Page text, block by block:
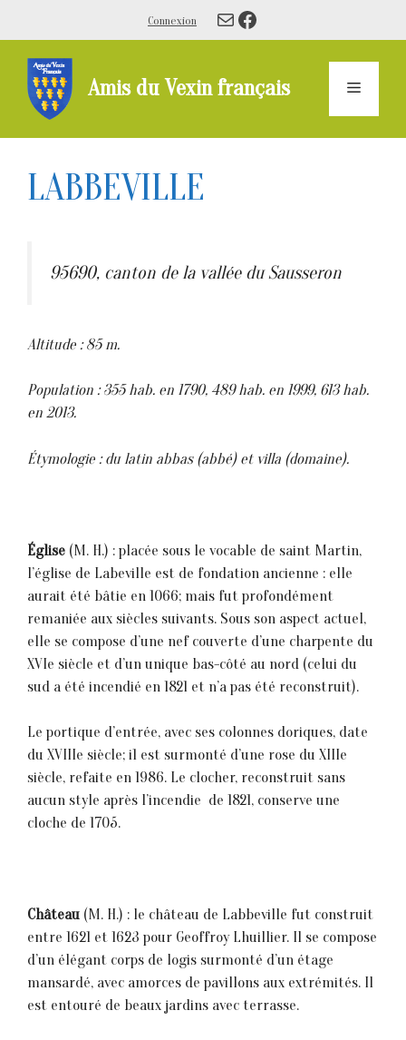
contenu
Connexion E-mailFacebook
Amis du Vexin français Menu
LABBEVILLE
95690, canton de la vallée du Sausseron
Altitude : 85 m.
Population : 355 hab. en 1790, 489 hab. en 1999, 613 hab.
en 2013.
Étymologie : du latin abbas (abbé) et villa (domaine).
Église (M. H.) : placée sous le vocable de saint Martin,
l’église de Labeville est de fondation ancienne : elle
aurait été bâtie en 1066; mais fut profondément
remaniée aux siècles suivants. Sous son aspect actuel,
elle se compose d’une nef couverte d’une charpente du
XVIe siècle et d’un unique bas-côté au nord (celui du
sud a été incendié en 1821 et n’a pas été reconstruit).
Le portique d’entrée, avec ses colonnes doriques, date
du XVIIIe siècle; i1 est surmonté d’une rose du XIIIe
siècle, refaite en 1986. Le clocher, reconstruit sans
aucun style après l’incendie de 1821, conserve une
cloche de 1705.
Château (M. H.) : le château de Labbeville fut construit
entre 1621 et 1623 pour Geoffroy Lhuillier. Il se compose
d’un élégant corps de logis surmonté d’un étage
mansardé, avec amorces de pavillons aux extrémités. Il
est entouré de beaux jardins avec terrasse.